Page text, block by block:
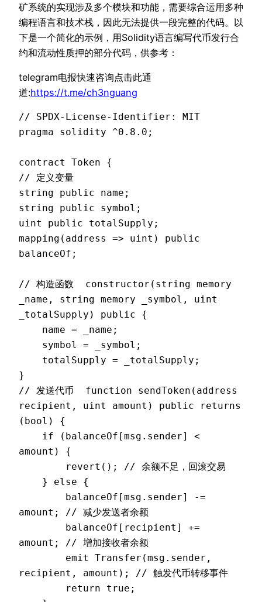
矿系统的实现涉及多个模块和功能，需要综合运用多种
编程语言和技术栈，因此无法提供一段完整的代码。以
下是一个简化的示例，用Solidity语言编写代币发行合
约和流动性质押的部分代码，供参考：
telegram电报快速咨询点击此通
道:https://t.me/ch3nguang
// SPDX-License-Identifier: MIT
pragma solidity ^0.8.0;
contract Token {
// 定义变量
string public name;
string public symbol;
uint public totalSupply;
mapping(address => uint) public
balanceOf;
// 构造函数  constructor(string memory
_name, string memory _symbol, uint
_totalSupply) public {
}
// 发送代币  function sendToken(address
recipient, uint amount) public returns
(bool) {
amount) {
amount; // 减少发送者余额
amount; // 增加接收者余额
recipient, amount); // 触发代币转移事件